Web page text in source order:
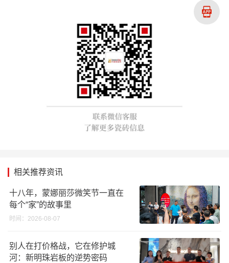
相关推荐资讯
十八年，蒙娜丽莎微笑节一直在
每个“家”的故事里
时间：2026-08-07
别人在打价格战，它在修护城
河：新明珠岩板的逆势密码